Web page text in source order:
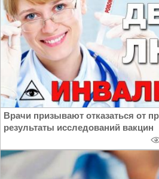
Врачи призывают отказаться от
результаты исследований вакцин